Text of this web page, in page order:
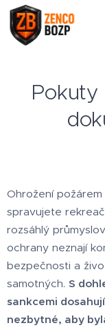
Pokuty
Ohrožení
spravujete
rozsáhlý
ochrany neznají
bezpečnosti a
samotných. S
sankcemi
nezbytné, aby